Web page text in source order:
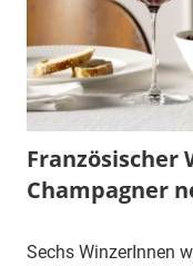
Französischer
Champagner
Sechs WinzerInnen